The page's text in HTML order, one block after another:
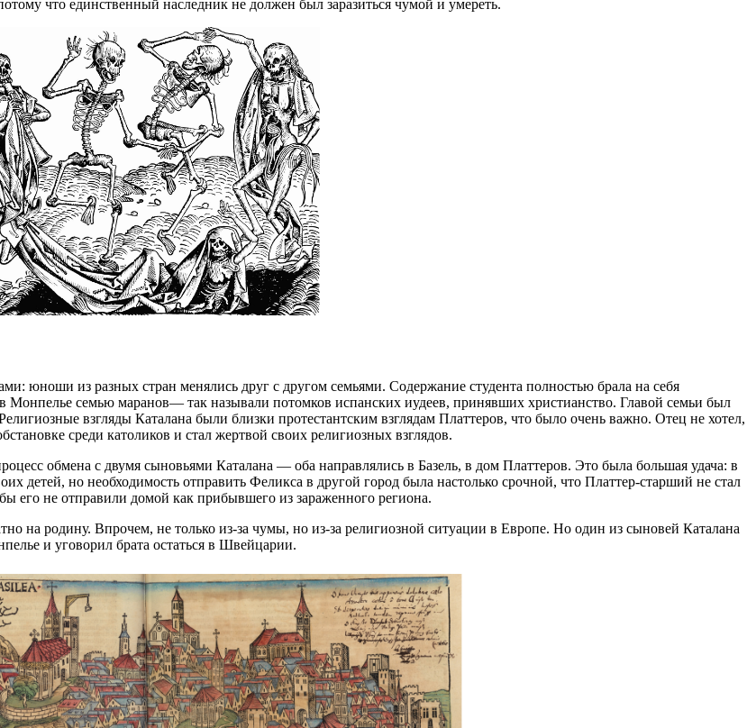
что единственный наследник не должен был заразиться чумой и умереть.
юноши из разных стран менялись друг с другом семьями. Содержание студента полностью брала на себя
семью маранов— так называли потомков испанских иудеев, принявших христианство. Главой семьи был
взгляды Каталана были близки протестантским взглядам Платтеров, что было очень важно. Отец не хотел,
среди католиков и стал жертвой своих религиозных взглядов.
обмена с двумя сыновьями Каталана — оба направлялись в Базель, в дом Платтеров. Это была большая удача: в
детей, но необходимость отправить Феликса в другой город была настолько срочной, что Платтер-старший не стал
его не отправили домой как прибывшего из зараженного региона.
на родину. Впрочем, не только из-за чумы, но из-за религиозной ситуации в Европе. Но один из сыновей Каталана
и уговорил брата остаться в Швейцарии.